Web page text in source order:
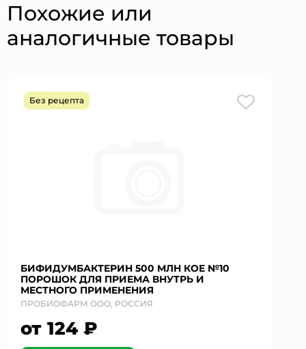
Похожие или
аналогичные товары
Без рецепта
БИФИДУМБАКТЕРИН 500 МЛН КОЕ №10
ПОРОШОК ДЛЯ ПРИЕМА ВНУТРЬ И
МЕСТНОГО ПРИМЕНЕНИЯ
ПРОБИОФАРМ ООО, РОССИЯ
от 124 ₽